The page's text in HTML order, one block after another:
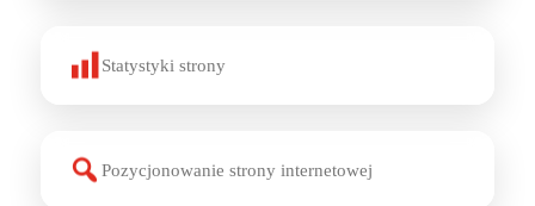
Statystyki strony
Pozycjonowanie strony internetowej